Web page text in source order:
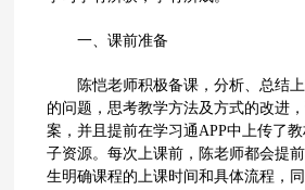
一、课前准备
陈恺老师积极备课，分析、总结
的问题，思考教学方法及方式的改进
案，并且提前在学习通APP中上传了
子资源。每次上课前，陈老师都会提
生明确课程的上课时间和具体流程，